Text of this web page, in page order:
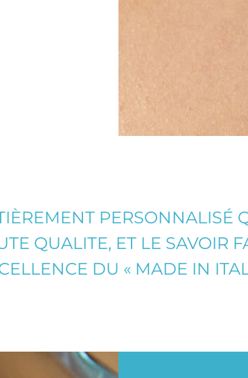
PERSONNALISÉ
QUALITE, ET LE SAVOIR
DU « MADE IN